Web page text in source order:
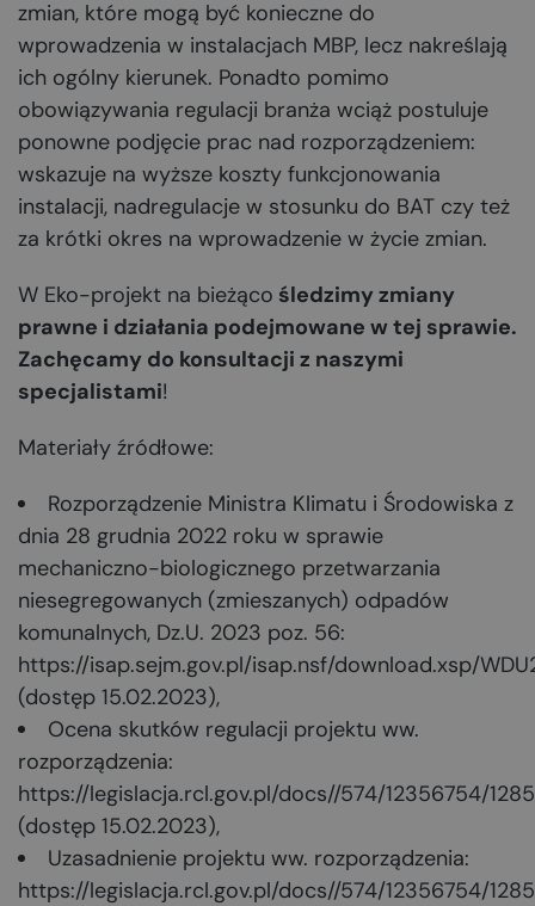
zmian, które mogą być konieczne do
wprowadzenia w instalacjach MBP, lecz nakreślają
ich ogólny kierunek. Ponadto pomimo
obowiązywania regulacji branża wciąż postuluje
ponowne podjęcie prac nad rozporządzeniem:
wskazuje na wyższe koszty funkcjonowania
instalacji, nadregulacje w stosunku do BAT czy też
za krótki okres na wprowadzenie w życie zmian.
W Eko-projekt na bieżąco śledzimy zmiany
prawne i działania podejmowane w tej sprawie.
Zachęcamy do konsultacji z naszymi
specjalistami!
Materiały źródłowe:
Rozporządzenie Ministra Klimatu i Środowiska z
dnia 28 grudnia 2022 roku w sprawie
mechaniczno-biologicznego przetwarzania
niesegregowanych (zmieszanych) odpadów
komunalnych, Dz.U. 2023 poz. 56:
https://isap.sejm.gov.pl/isap.nsf/download.xsp/
(dostęp 15.02.2023),
Ocena skutków regulacji projektu ww.
rozporządzenia:
https://legislacja.rcl.gov.pl/docs//574/12356754/
(dostęp 15.02.2023),
Uzasadnienie projektu ww. rozporządzenia:
https://legislacja.rcl.gov.pl/docs//574/12356754/